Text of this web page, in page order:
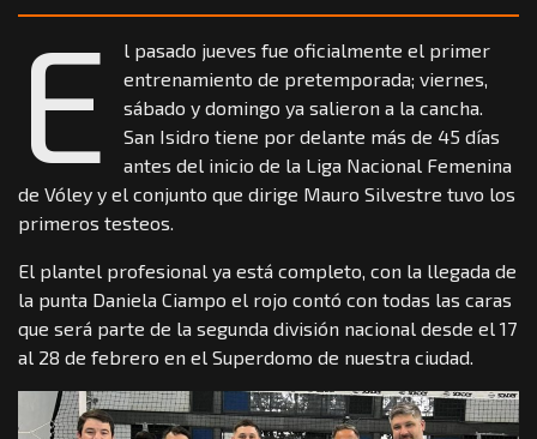
E
l pasado jueves fue oficialmente el primer
entrenamiento de pretemporada; viernes,
sábado y domingo ya salieron a la cancha.
San Isidro tiene por delante más de 45 días
antes del inicio de la Liga Nacional Femenina
de Vóley y el conjunto que dirige Mauro Silvestre tuvo los
primeros testeos.
El plantel profesional ya está completo, con la llegada de
la punta Daniela Ciampo el rojo contó con todas las caras
que será parte de la segunda división nacional desde el 17
al 28 de febrero en el Superdomo de nuestra ciudad.